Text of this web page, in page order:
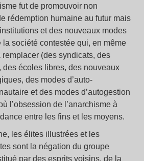
fut de promouvoir non
rédemption humaine au futur mais
et des nouveaux modes
la société contestée qui, en même
(des syndicats, des
des écoles libres, des nouveaux
des modes d’auto-
et des modes d’autogestion
l’obsession de l’anarchisme à
entre les fins et les moyens.
les élites illustrées et les
sont la négation du groupe
par des esprits voisins, de la